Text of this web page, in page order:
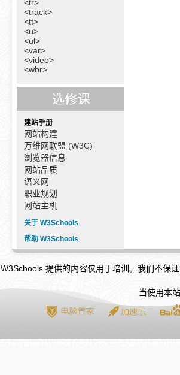
<tr>
<track>
<tt>
<u>
<ul>
<var>
<video>
<wbr>
建站手册
网站构建
万维网联盟 (W3C)
浏览器信息
网站品质
语义网
职业规划
网站主机
关于 W3Schools
帮助 W3Schools
W3Schools 提供的内容仅用于培训。我们不保
当使用本